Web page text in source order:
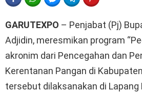
GARUTEXPO – Penjabat (Pj)
Adjidin, meresmikan program
akronim dari Pencegahan dan
Kerentanan Pangan di
tersebut dilaksanakan di Lapang